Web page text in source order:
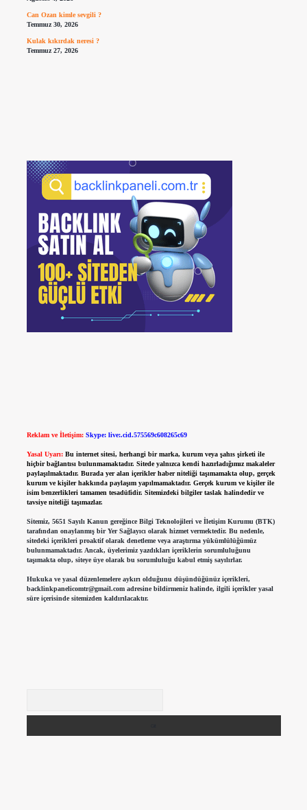
Can Ozan kimle sevgili ?
Temmuz 30, 2026
Kulak kıkırdak neresi ?
Temmuz 27, 2026
Reklam ve İletişim: Skype: live:.cid.575569c608265c69
Yasal Uyarı: Bu internet sitesi, herhangi bir marka, kurum veya şahıs şirketi ile
hiçbir bağlantısı bulunmamaktadır. Sitede yalnızca kendi hazırladığımız makaleler
paylaşılmaktadır. Burada yer alan içerikler haber niteliği taşımamakta olup, gerçek
kurum ve kişiler hakkında paylaşım yapılmamaktadır. Gerçek kurum ve kişiler ile
isim benzerlikleri tamamen tesadüfidir. Sitemizdeki bilgiler taslak halindedir ve
tavsiye niteliği taşımazlar.
Sitemiz, 5651 Sayılı Kanun gereğince Bilgi Teknolojileri ve İletişim Kurumu (BTK)
tarafından onaylanmış bir Yer Sağlayıcı olarak hizmet vermektedir. Bu nedenle,
sitedeki içerikleri proaktif olarak denetleme veya araştırma yükümlülüğümüz
bulunmamaktadır. Ancak, üyelerimiz yazdıkları içeriklerin sorumluluğunu
taşımakta olup, siteye üye olarak bu sorumluluğu kabul etmiş sayılırlar.
Hukuka ve yasal düzenlemelere aykırı olduğunu düşündüğünüz içerikleri,
backlinkpanelicomtr@gmail.comadresine bildirmeniz halinde, ilgili içerikler yasal
süre içerisinde sitemizden kaldırılacaktır.